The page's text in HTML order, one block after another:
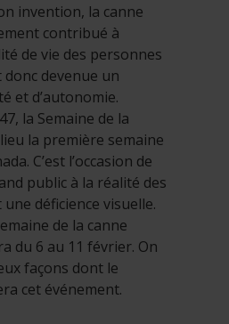
invention, la canne
contribué à
de vie des personnes
donc devenue un
et d’autonomie.
la Semaine de la
la première semaine
C’est l’occasion de
public à la réalité des
déficience visuelle.
de la canne
du 6 au 11 février. On
façons dont le
cet événement.